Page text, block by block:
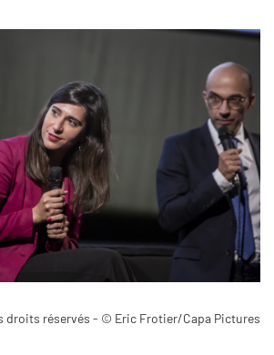
droits réservés - © Eric Frotier/Capa Pictures